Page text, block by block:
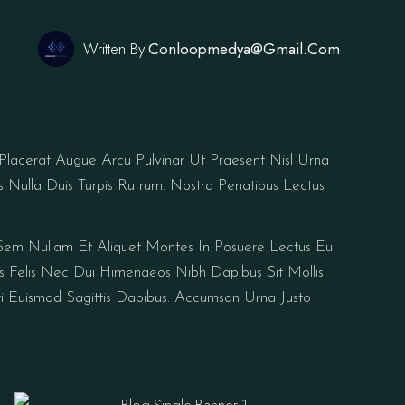
Written ByConloopmedya@gmail.com
Augue Arcu Pulvinar Ut Praesent Nisl Urna
Duis Turpis Rutrum. Nostra Penatibus Lectus
Nullam Et Aliquet Montes In Posuere Lectus Eu.
Felis Nec Dui Himenaeos Nibh Dapibus Sit Mollis.
Sagittis Dapibus. Accumsan Urna Justo